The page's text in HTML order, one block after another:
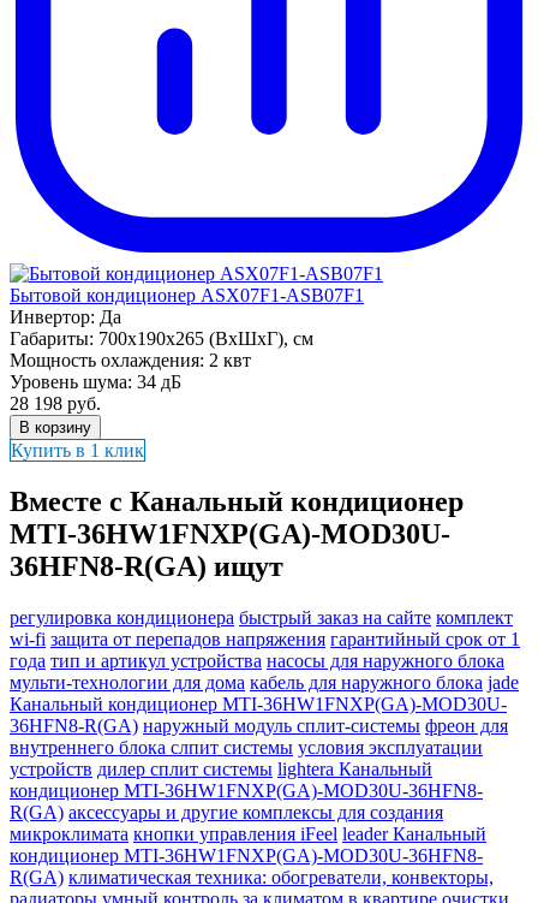
Бытовой кондиционер ASX07F1-ASB07F1
Инвертор: Да
Габариты: 700x190x265 (ВхШхГ), см
Мощность охлаждения: 2 квт
Уровень шума: 34 дБ
28 198 руб.
В корзину
Купить в 1 клик
Вместе с Канальный кондиционер
MTI-36HW1FNXP(GA)-MOD30U-
36HFN8-R(GA) ищут
регулировка кондиционера быстрый заказ на сайте комплект
wi-fi защита от перепадов напряжения гарантийный срок от 1
года тип и артикул устройства насосы для наружного блока
мульти-технологии для дома кабель для наружного блока jade
Канальный кондиционер MTI-36HW1FNXP(GA)-MOD30U-
36HFN8-R(GA) наружный модуль сплит-системы фреон для
внутреннего блока слпит системы условия эксплуатации
устройств дилер сплит системы lightera Канальный
кондиционер MTI-36HW1FNXP(GA)-MOD30U-36HFN8-
R(GA) аксессуары и другие комплексы для создания
микроклимата кнопки управления iFeel leader Канальный
кондиционер MTI-36HW1FNXP(GA)-MOD30U-36HFN8-
R(GA) климатическая техника: обогреватели, конвекторы,
радиаторы умный контроль за климатом в квартире очистки